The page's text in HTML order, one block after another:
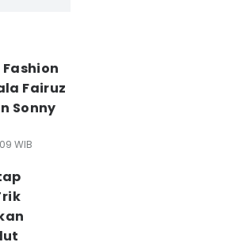
Fairuz
Sonny
WIB